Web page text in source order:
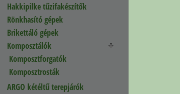
Hakkipilke tűzifakészítők
Rönkhasító gépek
Brikettáló gépek
Komposztálók
Komposztforgatók
Komposztrosták
ARGO kétéltű terepjárók